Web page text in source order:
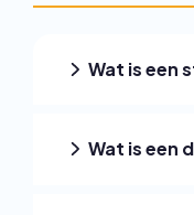
Wat is een
Wat is een